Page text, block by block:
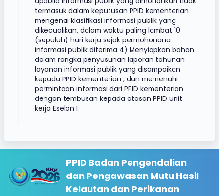
termasuk dalam keputusan PPID kementerian
mengenai klasifikasi informasi publik yang
dikecualikan, dalam waktu paling lambat 10
(sepuluh) hari kerja sejak permohonana
informasi publik diterima 4) Menyiapkan bahan
dalam rangka penyusunan laporan tahunan
layanan informasi publik yang disampaikan
kepada PPID kementerian , dan memenuhi
permintaan informasi dari PPID kementerian
dengan tembusan kepada atasan PPID unit
kerja Eselon I
PPID Badan Pengendalian
dan Pengawasan Mutu Hasil
Kelautan dan Perikanan